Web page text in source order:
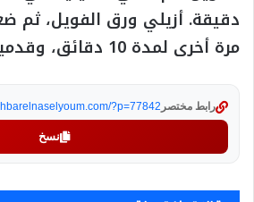
دقيقة. أزيلي ورق الفويل، ثم
مرة أخرى لمدة 10 دقائق، وقدميها ساخنة.
رابط مختصر ?p=77842
نسخ